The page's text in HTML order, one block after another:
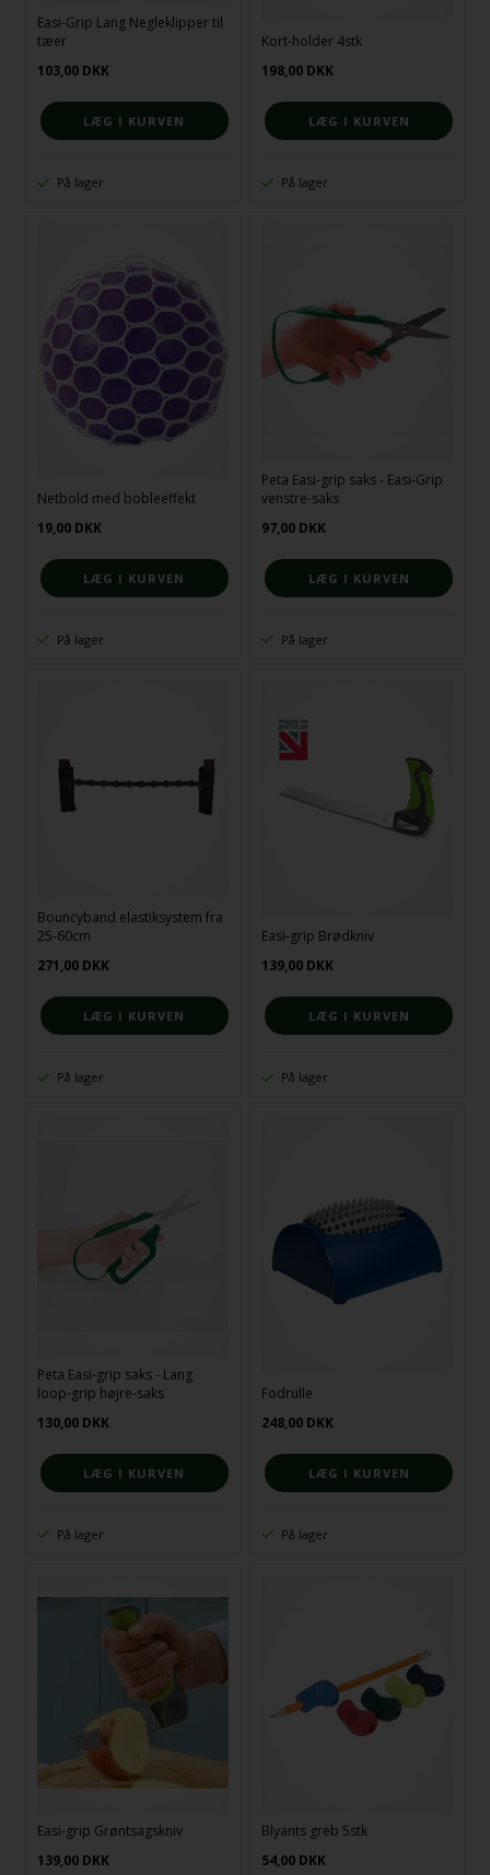
Easi-Grip Lang Negleklipper til
tæer
103,00 DKK
På lager
Kort-holder 4stk
198,00 DKK
På lager
Netbold med bobleeffekt
19,00 DKK
På lager
Peta Easi-grip saks - Easi-Grip
venstre-saks
97,00 DKK
På lager
Bouncyband elastiksystem fra
25-60cm
271,00 DKK
På lager
Easi-grip Brødkniv
139,00 DKK
På lager
Peta Easi-grip saks - Lang
loop-grip højre-saks
130,00 DKK
På lager
Fodrulle
248,00 DKK
På lager
Easi-grip Grøntsagskniv
139,00 DKK
Blyants greb 5stk
54,00 DKK